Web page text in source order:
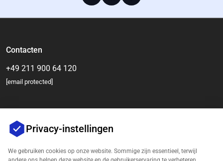
Contacten
+49 211 900 64 120
[email protected]
Privacy-instellingen
We gebruiken cookies op onze website. Sommige zijn essentieel, terwijl